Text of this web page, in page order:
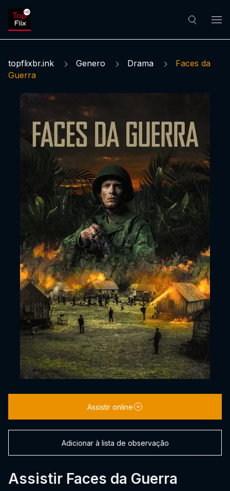
topflixbr.ink Genero Drama
Faces da
Guerra
Assistir Faces da Guerra
Assistir online
Adicionar à lista de observação